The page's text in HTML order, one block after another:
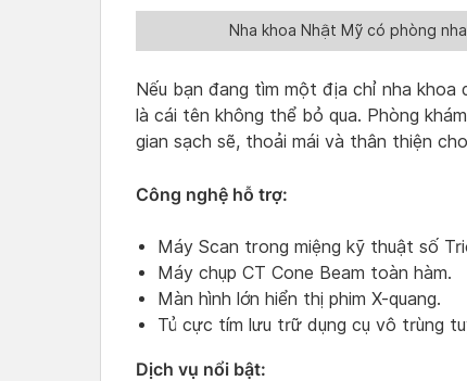
Nha khoa Nhật Mỹ có phòng
Nếu bạn đang tìm một địa chỉ nha
là cái tên không thể bỏ qua. Phòng
gian sạch sẽ, thoải mái và thân thiện
Công nghệ hỗ trợ:
Máy Scan trong miệng kỹ thuật số
Máy chụp CT Cone Beam toàn hàm.
Màn hình lớn hiển thị phim X-quang.
Tủ cực tím lưu trữ dụng cụ vô trùng
Dịch vụ nổi bật: